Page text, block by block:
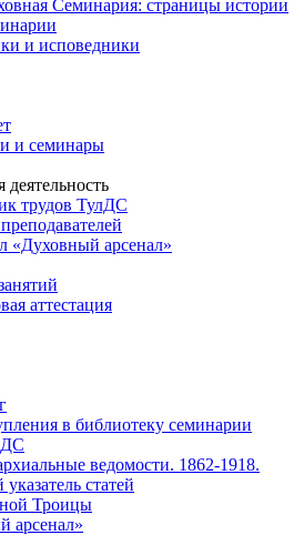
Семинария: страницы истории
и исповедники
и семинары
деятельность
трудов ТулДС
«Духовный арсенал»
аттестация
в библиотеку семинарии
ведомости. 1862-1918.
статей
Троицы
арсенал»